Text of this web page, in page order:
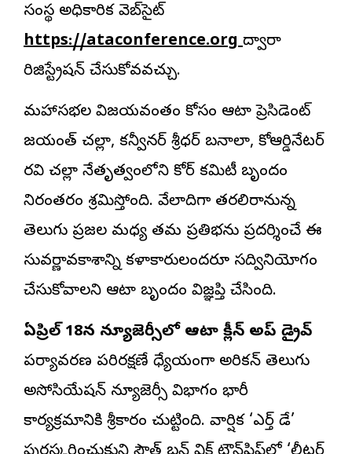
సంస్థ అధికారిక వెబ్‌సైట్
https://ataconference.org ద్వారా
రిజిస్ట్రేషన్ చేసుకోవవచ్చు.
మహాసభల విజయవంతం కోసం ఆటా ప్రెసిడెంట్
జయంత్ చల్లా, కన్వీనర్ శ్రీధర్ బనాలా, కోఆర్డినేటర్
రవి చల్లా నేతృత్వంలోని కోర్ కమిటీ బృందం
నిరంతరం శ్రమిస్తోంది. వేలాదిగా తరలిరానున్న
తెలుగు ప్రజల మధ్య తమ ప్రతిభను ప్రదర్శించే ఈ
సువర్ణావకాశాన్ని కళాకారులందరూ సద్వినియోగం
చేసుకోవాలని ఆటా బృందం విజ్ఞప్తి చేసింది.
ఏప్రిల్ 18న న్యూజెర్సీలో ఆటా క్లీన్ అప్ డ్రైవ్
పర్యావరణ పరిరక్షణే ధ్యేయంగా అమెరికన్ తెలుగు
అసోసియేషన్ న్యూజెర్సీ విభాగం భారీ
కార్యక్రమానికి శ్రీకారం చుట్టింది. వార్షిక ‘ఎర్త్ డే’